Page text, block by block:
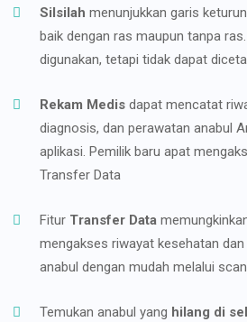
Silsilah menunjukkan garis
baik dengan ras maupun tanpa
digunakan, tetapi tidak dapat
Rekam Medis dapat mencatat
diagnosis, dan perawatan anabul
aplikasi. Pemilik baru apat
Transfer Data
Fitur Transfer Data
mengakses riwayat kesehatan
anabul dengan mudah melalui
Temukan anabul yang hilang di